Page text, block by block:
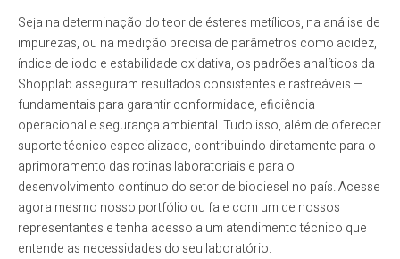
Seja na determinação do teor de ésteres metílicos, na análise de
impurezas, ou na medição precisa de parâmetros como acidez,
índice de iodo e estabilidade oxidativa, os padrões analíticos da
Shopplab asseguram resultados consistentes e rastreáveis —
fundamentais para garantir conformidade, eficiência
operacional e segurança ambiental. Tudo isso, além de oferecer
suporte técnico especializado, contribuindo diretamente para o
aprimoramento das rotinas laboratoriais e para o
desenvolvimento contínuo do setor de biodiesel no país. Acesse
agora mesmo nosso portfólio ou fale com um de nossos
representantes e tenha acesso a um atendimento técnico que
entende as necessidades do seu laboratório.